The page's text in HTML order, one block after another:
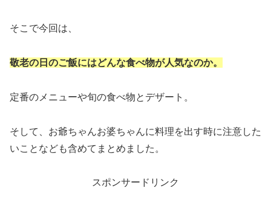
そこで今回は、
敬老の日のご飯にはどんな食べ物が人気なのか。
定番のメニューや旬の食べ物とデザート。
そして、お爺ちゃんお婆ちゃんに料理を出す時に注意した
いこと なども含めてまとめました。
スポンサードリンク